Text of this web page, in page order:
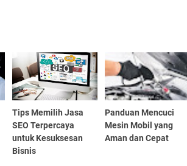
Tips Memilih Jasa
SEO Terpercaya
untuk Kesuksesan
Bisnis
Panduan Mencuci
Mesin Mobil yang
Aman dan Cepat